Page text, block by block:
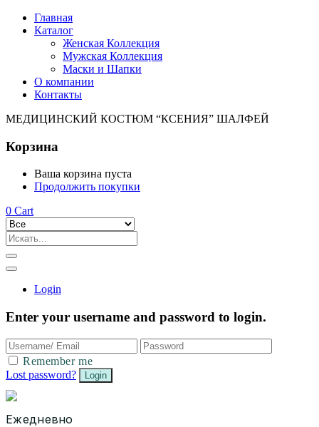
Главная
Каталог
Женская Коллекция
Мужская Коллекция
Маски и Шапки
О компании
Контакты
МЕДИЦИНСКИЙ КОСТЮМ “КСЕНИЯ” ШАЛФЕЙ
Корзина
Ваша корзина пуста
Продолжить покупки
0 Cart
Login
Enter your username and password to login.
Remember me
Lost password?
Ежедневно